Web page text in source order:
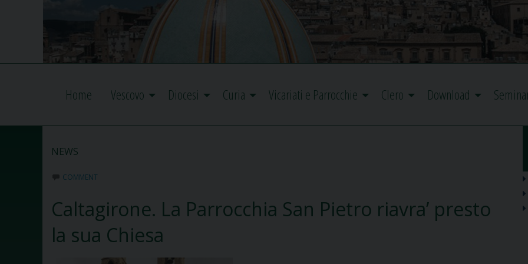
Home Vescovo Diocesi Curia Vicariati e Parrocchie Clero Download
NEWS
COMMENT
Caltagirone. La Parrocchia San Pietro riavra’ presto
la sua Chiesa